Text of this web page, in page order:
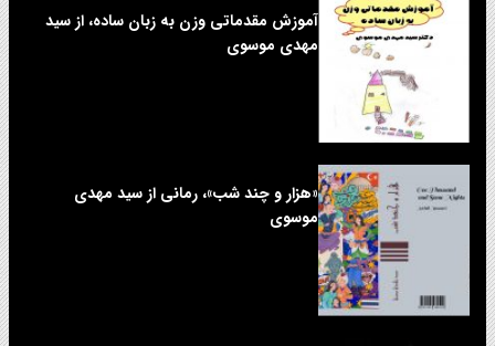
آموزش مقدماتی وزن به زبان ساده، از سید
مهدی موسوی
«هزار و چند شب»، رمانی از سید مهدی
موسوی